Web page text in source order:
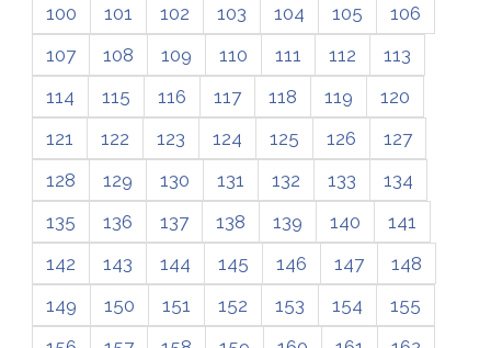
100
101 102 103 104 105
106
107
108 109 110 111 112
113
114
115 116 117 118 119
120
121
122 123 124 125 126
127
128
129 130 131 132 133
134
135
136 137 138 139 140
141
142
143 144 145 146 147
148
149
150 151 152 153 154
155